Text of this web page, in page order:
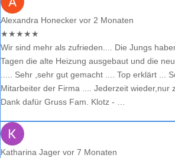
Alexandra Honecker vor 2 Monaten
★★★★★
Wir sind mehr als zufrieden.... Die Jungs
Tagen die alte Heizung ausgebaut und die
..... Sehr ,sehr gut gemacht .... Top erklärt ...
Mitarbeiter der Firma .... Jederzeit wieder,nur
Dank dafür Gruss Fam. Klotz - …
Katharina Jager vor 7 Monaten